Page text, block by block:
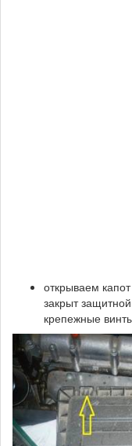
открываем
закрыт
крепежные